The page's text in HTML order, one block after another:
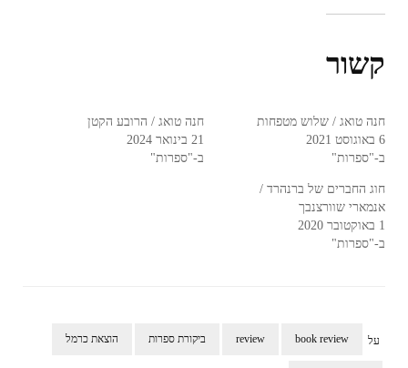
קשור
חנה טואג / שלוש מטפחות
6 באוגוסט 2021
ב-"ספרות"
חנה טואג / הרובע הקטן
21 בינואר 2024
ב-"ספרות"
חוג החברים של ברנהרד /
אנמארי שוורצנבך
1 באוקטובר 2020
ב-"ספרות"
על book review
review ביקורת ספרות הוצאת כרמל